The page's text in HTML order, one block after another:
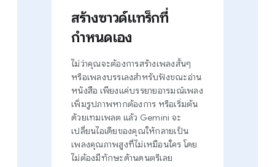
สร้างซาวด์แทร็กที่
กำหนดเอง
ไม่ว่าคุณจะต้องการสร้างเพลงสั้นๆ
หรือเพลงบรรเลงสำหรับฟังขณะอ่าน
หนังสือ เพียงแค่บรรยายอารมณ์เพลง
เพิ่มรูปภาพหากต้องการ หรือเริ่มต้น
ด้วยเทมเพลต แล้ว Gemini จะ
เปลี่ยนไอเดียของคุณให้กลายเป็น
เพลงคุณภาพสูงที่ไม่เหมือนใคร โดย
ไม่ต้องมีทักษะด้านดนตรีเลย